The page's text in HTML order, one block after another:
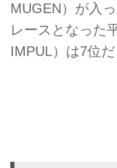
MUGEN）が入
レースとなった
IMPUL）は7位だ